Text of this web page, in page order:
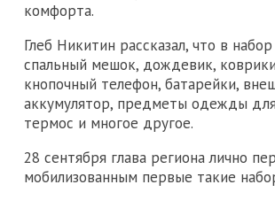
комфорта.
Глеб Никитин рассказал, что в
спальный мешок, дождевик,
кнопочный телефон, батарейки,
аккумулятор, предметы одежды
термос и многое другое.
28 сентября глава региона лично
мобилизованным первые такие